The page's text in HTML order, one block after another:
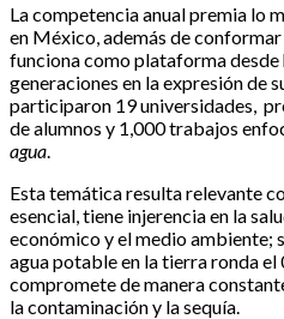
La competencia anual premia lo
en México, además de
funciona como plataforma desde
generaciones en la expresión de
participaron 19 universidades,
de alumnos y 1,000 trabajos
agua
Esta temática resulta relevante
esencial, tiene injerencia en la
económico y el medio ambiente;
agua potable en la tierra ronda el
compromete de manera
la contaminación y la sequía.